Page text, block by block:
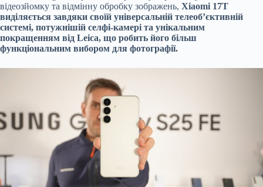
відеозйомку та відмінну обробку зображень, Xiaomi 17T
виділяється завдяки своїй універсальній телеоб’єктивній
системі, потужнішій селфі-камері та унікальним
покращенням від Leica, що робить його більш
функціональним вибором для фотографії.